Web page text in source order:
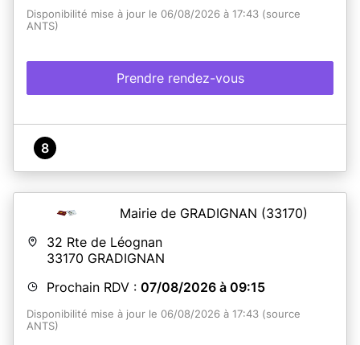
Disponibilité mise à jour le 06/08/2026 à 17:43 (source
ANTS)
Prendre rendez-vous
8
Mairie de GRADIGNAN (33170)
32 Rte de Léognan
33170 GRADIGNAN
Prochain RDV : 07/08/2026 à 09:15
Disponibilité mise à jour le 06/08/2026 à 17:43 (source
ANTS)